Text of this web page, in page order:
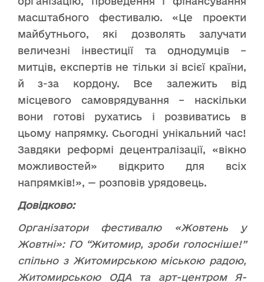
масштабного фестивалю. «Це проекти
майбутнього, які дозволять залучати
величезні інвестиції та однодумців –
митців, експертів не тільки зі всієї країни,
й з-за кордону. Все залежить від
місцевого самоврядування – наскільки
вони готові рухатись і розвиватись в
цьому напрямку. Сьогодні унікальний час!
Завдяки реформі децентралізації, «вікно
можливостей» відкрито для всіх
напрямків!», — розповів урядовець.
Довідково:
Організатори фестивалю «Жовтень у
Жовтні»: ГО “Житомир, зроби голосніше!”
спільно з Житомирською міською радою,
Житомирською ОДА та арт-центром Я-